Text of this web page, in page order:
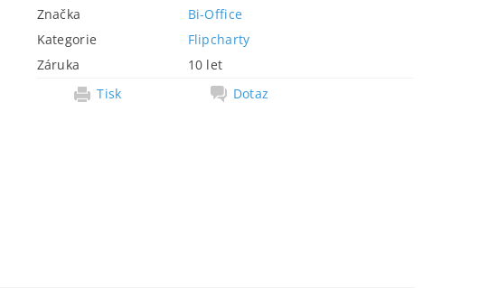
Značka
Bi-Office
Kategorie
Flipcharty
Záruka
10 let
Tisk
Dotaz